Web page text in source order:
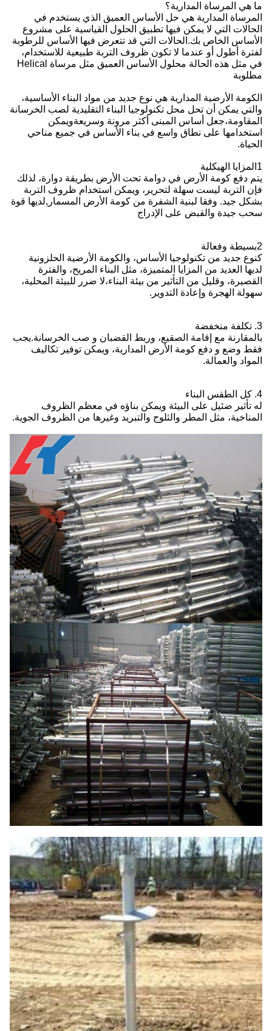
ما هي المرساة المدارية؟
المرساة المدارية هي حل الأساس العميق الذي يستخدم في
الحالات التي لا يمكن فيها تطبيق الحلول القياسية على مشروع
الأساس الخاص بك.الحالات التي قد تتعرض فيها الأساس للرطوبة
لفترة أطول أو عندما لا تكون ظروف التربة طبيعية للاستخدام،
في مثل هذه الحالة محلول الأساس العميق مثل مرساة Helical
مطلوبة
الكومة الأرضية المدارية هي نوع جديد من مواد البناء الأساسية،
والتي يمكن أن تحل محل تكنولوجيا البناء التقليدية لصب الخرسانة
المقاومة،جعل أساس المبنى أكثر مرونة وسريعةويمكن
استخدامها على نطاق واسع في بناء الأساس في جميع مناحي
الحياة.
1المزايا الهيكلية
يتم دفع كومة الأرض في دوامة تحت الأرض بطريقة دوارة، لذلك
فإن التربة ليست سهلة لتحرير، ويمكن استخدام ظروف التربة
بشكل جيد. وفقا لبنية الشفرة من كومة الأرض المسمار,لديها قوة
سحب جيدة والقبض على الإدراج
2بسيطة وفعالة
كنوع جديد من تكنولوجيا الأساس، والكومة الأرضية الحلزونية
لديها العديد من المزايا المتميزة، مثل البناء المريح، والفترة
القصيرة، وقليل من التأثير من بيئة البناء،لا ضرر للبيئة المحلية،
سهولة الهجرة وإعادة التدوير.
3. تكلفة منخفضة
بالمقارنة مع إقامة الصقيع، وربط القضبان و صب الخرسانة.يجب
فقط وضع و دفع كومة الأرض المدارية، ويمكن توفير تكاليف
المواد والعمالة.
4. كل الطقس البناء
له تأثير ضئيل على البيئة ويمكن بناؤه في معظم الظروف
المناخية، مثل المطر والثلوج والتبريد وغيرها من الظروف الجوية.